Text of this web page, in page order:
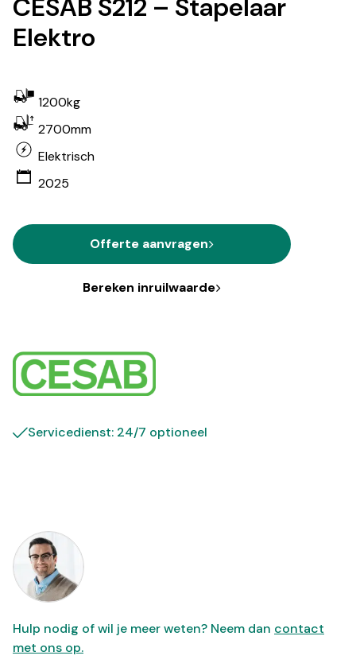
CESAB S212 – Stapelaar
Elektro
1200kg
2700mm
Elektrisch
2025
Offerte aanvragen
Bereken inruilwaarde
Servicedienst: 24/7 optioneel
Hulp nodig of wil je meer weten? Neem dan contact
met ons op.